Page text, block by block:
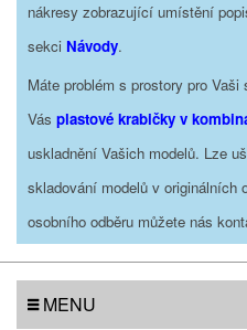
nákresy zobrazující umístění
sekci Návody.
Máte problém s prostory pro
Vás plastové krabičky v
uskladnění Vašich modelů. Lze
skladování modelů v originálních
osobního odběru můžete nás
MENU